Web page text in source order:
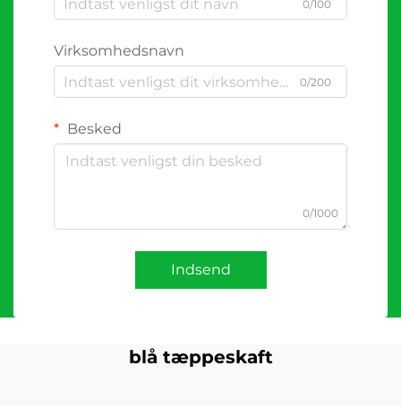
0/100
Virksomhedsnavn
0/200
Besked
0/1000
Indsend
blå tæppeskaft